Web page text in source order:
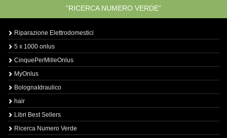
“RICERCA NUMERO VERDE”
Riparazione Elettrodomestici
5 x 1000 onlus
CinquePerMilleOnlus
MyOnlus
BolognaIdraulico
hair
Libri Best Sellers
Ricerca Numero Verde